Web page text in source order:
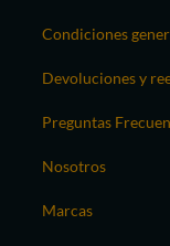
Condiciones
Devoluciones y
Preguntas
Nosotros
Marcas